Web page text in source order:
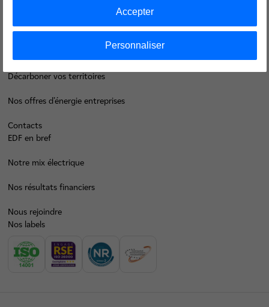
Je déménage
Faire des économies d’énergie
Décarboner vos territoires
Nos offres d’énergie entreprises
Contacts
EDF en bref
Notre mix électrique
Nos résultats financiers
Nous rejoindre
Nos labels
Personnaliser
Accepter